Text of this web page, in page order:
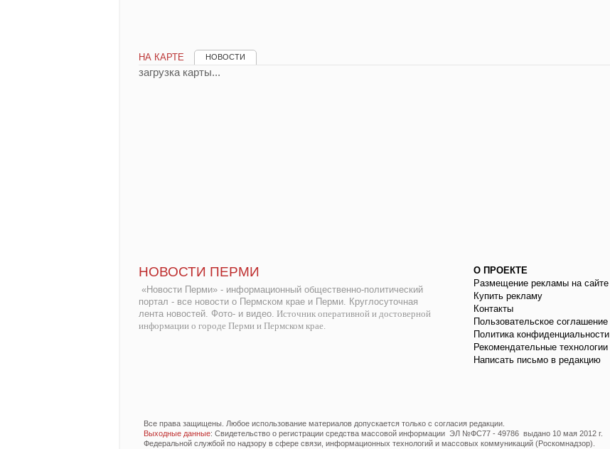
НА КАРТЕ НОВОСТИ
загрузка карты...
НОВОСТИ ПЕРМИ
«Новости Перми» - информационный общественно-политический
портал - все новости о Пермском крае и Перми. Круглосуточная
лента новостей. Фото- и видео. Источник оперативной и достоверной
информации о городе Перми и Пермском крае.
О ПРОЕКТЕ
Размещение рекламы на сайте
Купить рекламу
Контакты
Пользовательское соглашение
Политика конфиденциальности
Рекомендательные технологии
Написать письмо в редакцию
Все права защищены. Любое использование материалов допускается только с согласия редакции.
Выходные данные: Свидетельство о регистрации средства массовой информации ЭЛ №ФС77 - 49786 выдано 10 мая 2012 г.
Федеральной службой по надзору в сфере связи, информационных технологий и массовых коммуникаций (Роскомнадзор).